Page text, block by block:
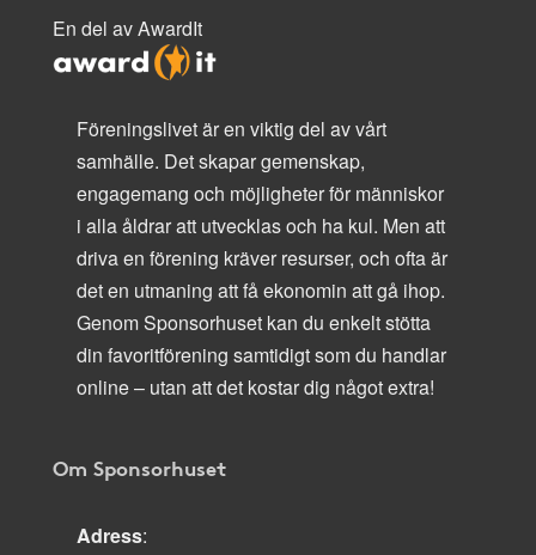
En del av AwardIt
Föreningslivet är en viktig del av vårt
samhälle. Det skapar gemenskap,
engagemang och möjligheter för människor
i alla åldrar att utvecklas och ha kul. Men att
driva en förening kräver resurser, och ofta är
det en utmaning att få ekonomin att gå ihop.
Genom Sponsorhuset kan du enkelt stötta
din favoritförening samtidigt som du handlar
online – utan att det kostar dig något extra!
Om Sponsorhuset
Adress: